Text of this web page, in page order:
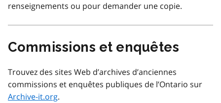
renseignements ou pour demander une copie.
Commissions et enquêtes
Trouvez des sites Web d’archives d’anciennes
commissions et enquêtes publiques de l’Ontario sur
Archive-it.org.